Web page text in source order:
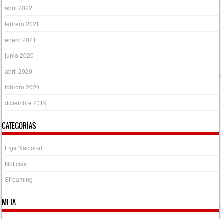
abril 2022
febrero 2021
enero 2021
junio 2020
abril 2020
febrero 2020
diciembre 2019
CATEGORÍAS
Liga Nacional
Noticias
Streaming
META